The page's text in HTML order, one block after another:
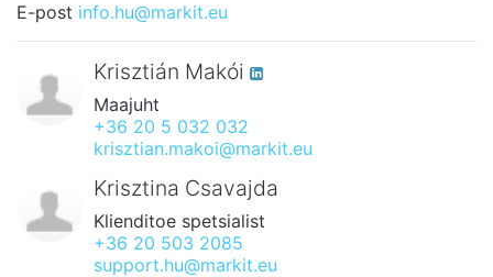
E-post info.hu@markit.eu
Krisztián Makói
Maajuht
+36 20 5 032 032
krisztian.makoi@markit.eu
Krisztina Csavajda
Klienditoe spetsialist
+36 20 503 2085
support.hu@markit.eu